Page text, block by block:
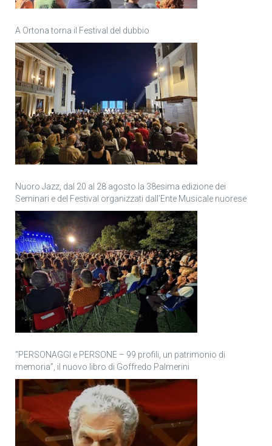
A Ortona torna il Festival del dubbio
Nuoro Jazz, dal 20 al 28 agosto la 38esima edizione dei
Seminari e del Festival organizzati dall’Ente Musicale nuorese
“PERSONAGGI e PERSONE – 99 profili, un patrimonio di
memoria”, il nuovo libro di Goffredo Palmerini